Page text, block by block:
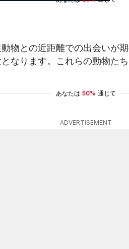
物との近距離での出会いが
なります。これらの動物た
あなたは 50% 通じて
ADVERTISEMENT